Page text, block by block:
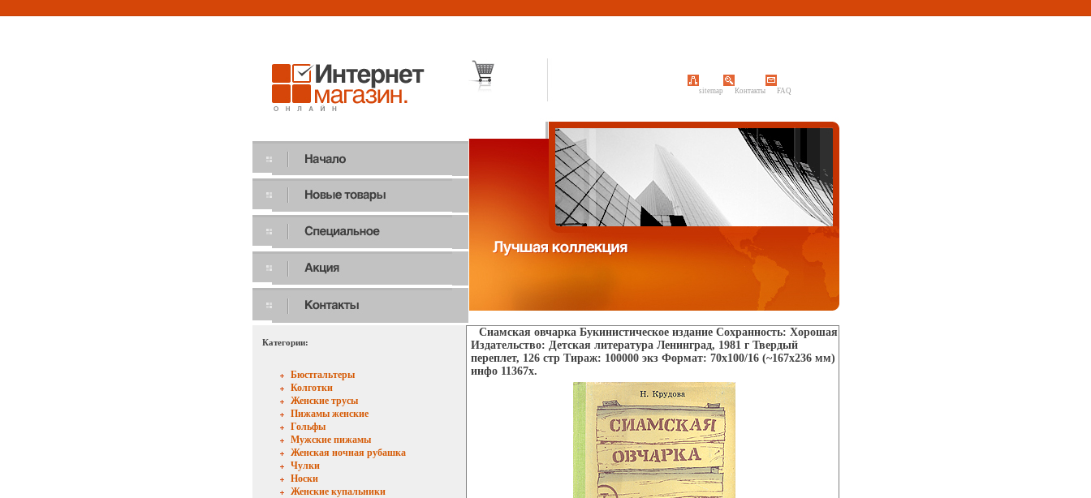
sitemap Контакты FAQ
Категории:
Бюстгальтеры
Колготки
Женские трусы
Пижамы женские
Гольфы
Мужские пижамы
Женская ночная рубашка
Чулки
Носки
Женские купальники
Сиамская овчарка Букинистическое издание Сохранность: Хорошая
Издательство: Детская литература Ленинград, 1981 г Твердый
переплет, 126 стр Тираж: 100000 экз Формат: 70x100/16 (~167x236 мм)
инфо 11367x.